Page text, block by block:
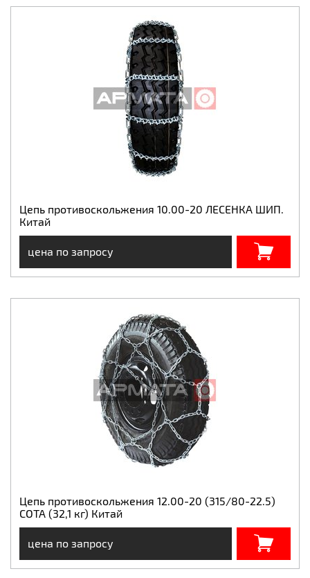
Цепь противоскольжения 10.00-20 ЛЕСЕНКА ШИП.
Китай
цена по запросу
Цепь противоскольжения 12.00-20 (315/80-22.5)
СОТА (32,1 кг) Китай
цена по запросу